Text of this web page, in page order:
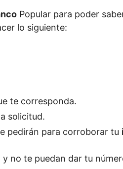
Popular para poder
lo siguiente:
te corresponda.
solicitud.
pedirán para corroborar tu
y no te puedan dar tu